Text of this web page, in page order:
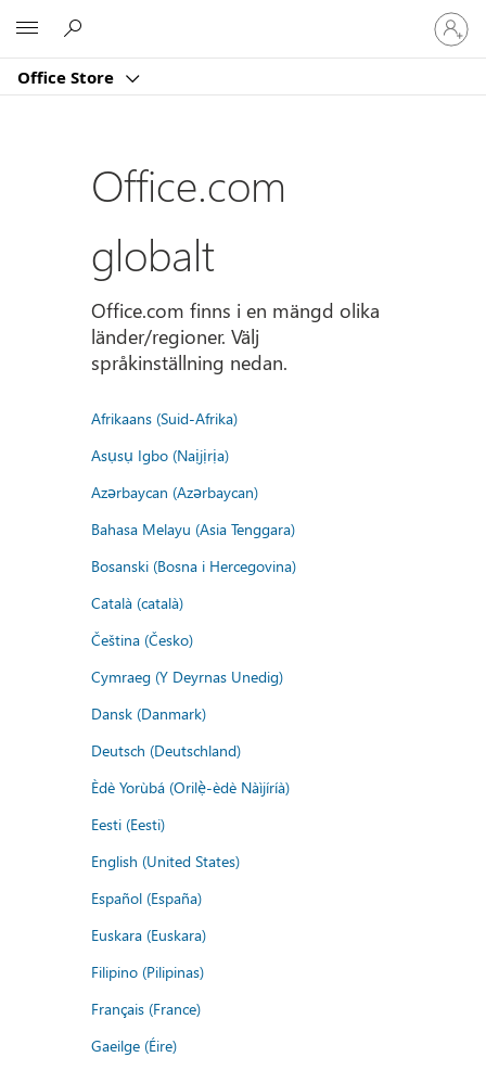
Office Store
Logga
in
på
konto
Office.com
globalt
Office.com finns i en mängd olika
länder/regioner. Välj
språkinställning nedan.
Afrikaans (Suid-Afrika)
Asụsụ Igbo (Naịjịrịa)
Azərbaycan (Azərbaycan)
Bahasa Melayu (Asia Tenggara)
Bosanski (Bosna i Hercegovina)
Català (català)
Čeština (Česko)
Cymraeg (Y Deyrnas Unedig)
Dansk (Danmark)
Deutsch (Deutschland)
Èdè Yorùbá (Orilẹ̀-èdè Nàìjíríà)
Eesti (Eesti)
English (United States)
Español (España)
Euskara (Euskara)
Filipino (Pilipinas)
Français (France)
Gaeilge (Éire)